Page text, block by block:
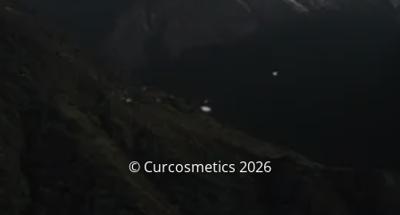
© Curcosmetics 2026